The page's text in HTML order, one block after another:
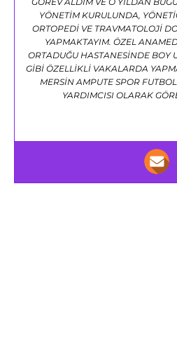
YÖNETİM KURULUNDA,
ORTOPEDİ VE TRAVMATOLOJİ
YAPMAKTAYIM. ÖZEL
ORTADUĞU HASTANESİNDE BOY
GİBİ ÖZELLİKLİ VAKALARDA
MERSİN AMPUTE SPOR
YARDIMCISI OLARAK